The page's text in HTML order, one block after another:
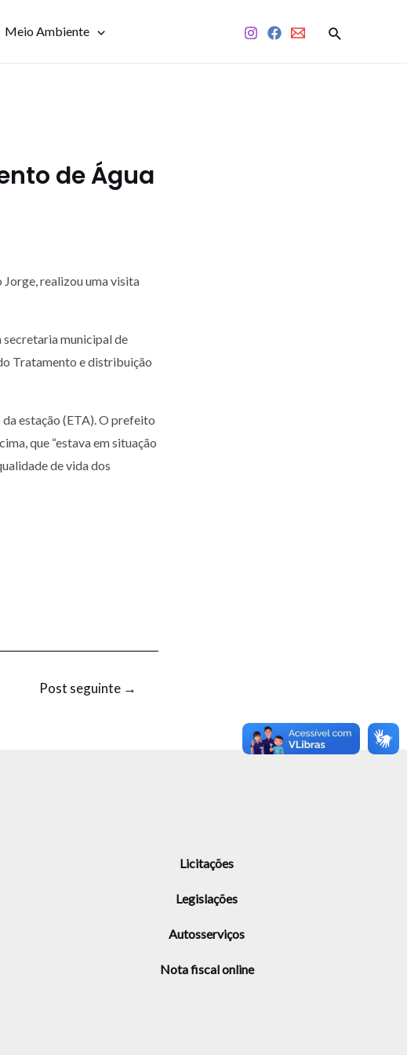
Meio Ambiente
de Água
realizou uma visita
secretaria municipal de
Tratamento e distribuição
estação (ETA). O prefeito
que “estava em situação
de vida dos
Post seguinte →
Licitações
Legislações
Autosserviços
Nota fiscal online